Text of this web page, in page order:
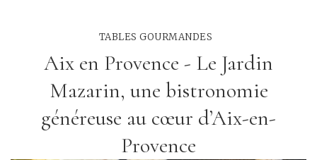
TABLES GOURMANDES
Aix en Provence - Le Jardin
Mazarin, une bistronomie
généreuse au cœur d’Aix-en-
Provence